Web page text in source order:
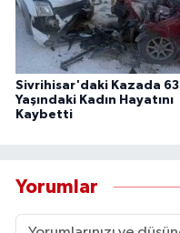
Sivrihisar'daki Kazada 63
Yaşındaki Kadın Hayatını
Kaybetti
Yorumlar